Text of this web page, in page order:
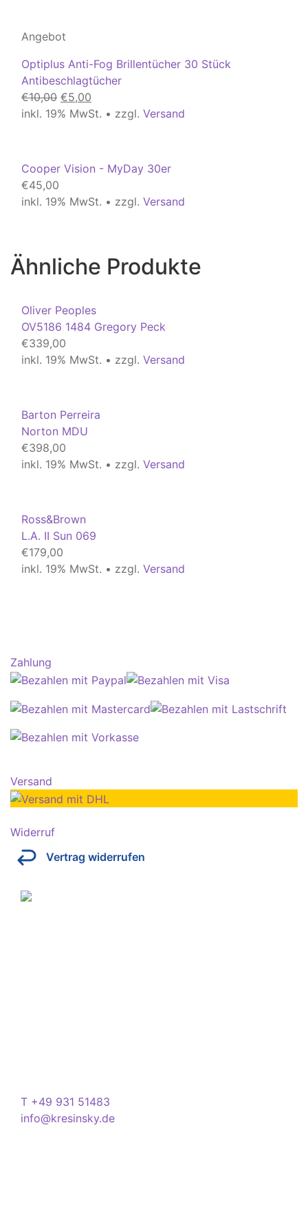
Angebot
Optiplus Anti-Fog Brillentücher 30 Stück
Antibeschlagtücher
€10,00 Ursprünglicher
Preis
€5,00
Preis
inkl. 19% MwSt. • zzgl. Versand
Cooper Vision - MyDay 30er
€45,00
inkl. 19% MwSt. • zzgl. Versand
Ähnliche Produkte
Oliver Peoples
OV5186 1484 Gregory Peck
€339,00
inkl. 19% MwSt. • zzgl. Versand
Barton Perreira
Norton MDU
€398,00
inkl. 19% MwSt. • zzgl. Versand
Ross&Brown
L.A. II Sun 069
€179,00
inkl. 19% MwSt. • zzgl. Versand
Zahlung
Versand
Widerruf
Vertrag widerrufen
T +49 931 51483
info@kresinsky.de